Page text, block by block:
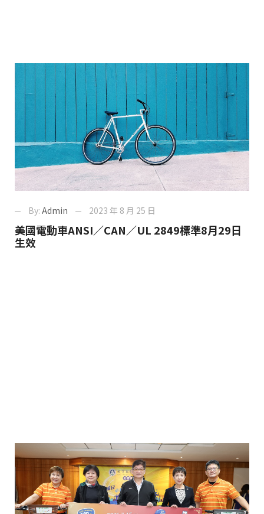
By: Admin 2023 年 8 月 25 日
美國電動車ANSI／CAN／UL 2849標準8月29日
生效